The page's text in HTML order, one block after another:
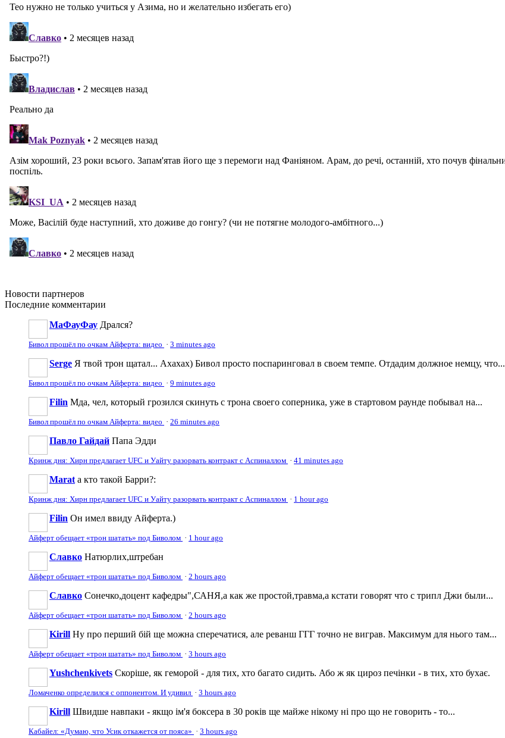
Новости партнеров
Последние комментарии
МаФауФау Дрался?
Бивол прошёл по очкам Айферта: видео · 3 minutes ago
Serge Я твой трон щатал... Ахахах) Бивол просто поспаринговал в своем темпе. Отдадим должное немцу, что...
Бивол прошёл по очкам Айферта: видео · 9 minutes ago
Filin Мда, чел, который грозился скинуть с трона своего соперника, уже в стартовом раунде побывал на...
Бивол прошёл по очкам Айферта: видео · 26 minutes ago
Павло Гайдай Папа Эдди
Кринж дня: Хирн предлагает UFC и Уайту разорвать контракт с Аспиналлом · 41 minutes ago
Marat а кто такой Барри?:
Кринж дня: Хирн предлагает UFC и Уайту разорвать контракт с Аспиналлом · 1 hour ago
Filin Он имел ввиду Айферта.)
Айферт обещает «трон шатать» под Биволом · 1 hour ago
Славко Натюрлих,штребан
Айферт обещает «трон шатать» под Биволом · 2 hours ago
Славко Сонечко,доцент кафедры",САНЯ,а как же простой,травма,а кстати говорят что с трипл Джи были...
Айферт обещает «трон шатать» под Биволом · 2 hours ago
Kirill Ну про перший бій ще можна сперечатися, але реванш ГГГ точно не виграв. Максимум для нього там...
Айферт обещает «трон шатать» под Биволом · 3 hours ago
Yushchenkivets Скоріше, як геморой - для тих, хто багато сидить. Або ж як цироз печінки - в тих, хто бухає.
Ломаченко определился с оппонентом. И удивил · 3 hours ago
Kirill Швидше навпаки - якщо ім'я боксера в 30 років ще майже нікому ні про що не говорить - то...
Кабайел: «Думаю, что Усик откажется от пояса» · 3 hours ago